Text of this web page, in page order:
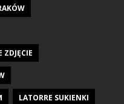
ZDJĘCIE
LATORRE SUKIENKI